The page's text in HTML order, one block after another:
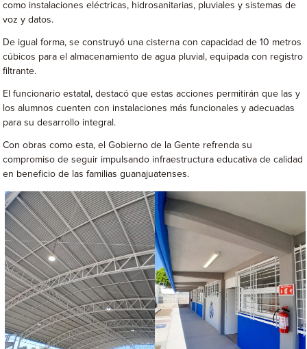
como instalaciones eléctricas, hidrosanitarias, pluviales y sistemas de
voz y datos.
De igual forma, se construyó una cisterna con capacidad de 10 metros
cúbicos para el almacenamiento de agua pluvial, equipada con registro
filtrante.
El funcionario estatal, destacó que estas acciones permitirán que las y
los alumnos cuenten con instalaciones más funcionales y adecuadas
para su desarrollo integral.
Con obras como esta, el Gobierno de la Gente refrenda su
compromiso de seguir impulsando infraestructura educativa de calidad
en beneficio de las familias guanajuatenses.